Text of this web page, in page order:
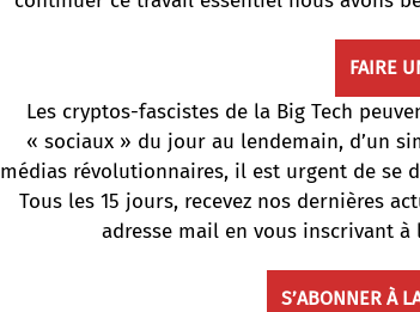
FAIRE
Les cryptos-fascistes de la Big Tech
« sociaux » du jour au lendemain, d’un
médias révolutionnaires, il est urgent de se
Tous les 15 jours, recevez nos dernières
adresse mail en vous inscrivant
S’ABONNER À